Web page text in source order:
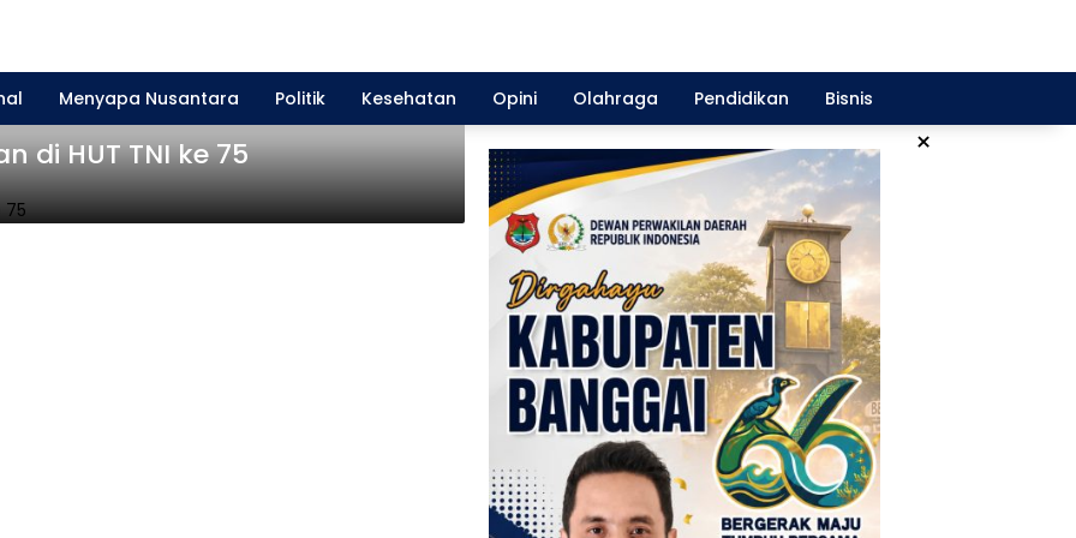
Menyapa Nusantara Politik Kesehatan Opini Olahraga Pendidikan Bisnis
×
di HUT TNI ke 75